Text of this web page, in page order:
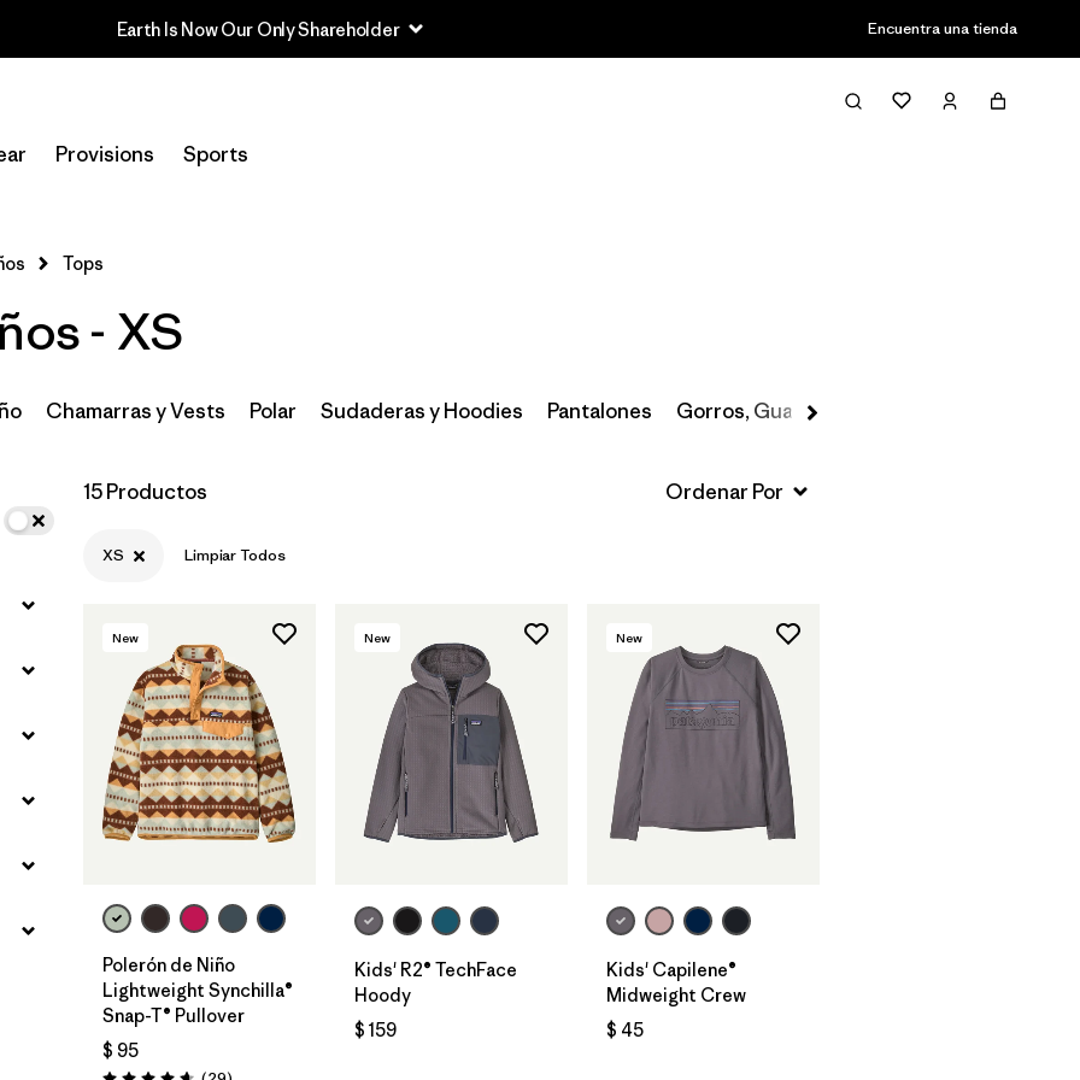
Encuentra una tienda
Provisions Sports
Filter & Sort
Selecciona una tienda
Filtrar por
Price
Filtrar por
Size
Filtrar por
Fit
Filtrar por
Features & Processes
Tops
- XS
Chamarras y Vests Polar Sudaderas y Hoodies Pantalones Gorros, Guantes y Más
15 Productos
XS Limpiar Todos
New
Polerón de Niño
Lightweight Synchilla®
Snap-T® Pullover
$ 95
New
Kids' R2® TechFace
Hoody
$ 159
New
Kids' Capilene®
Midweight Crew
$ 45